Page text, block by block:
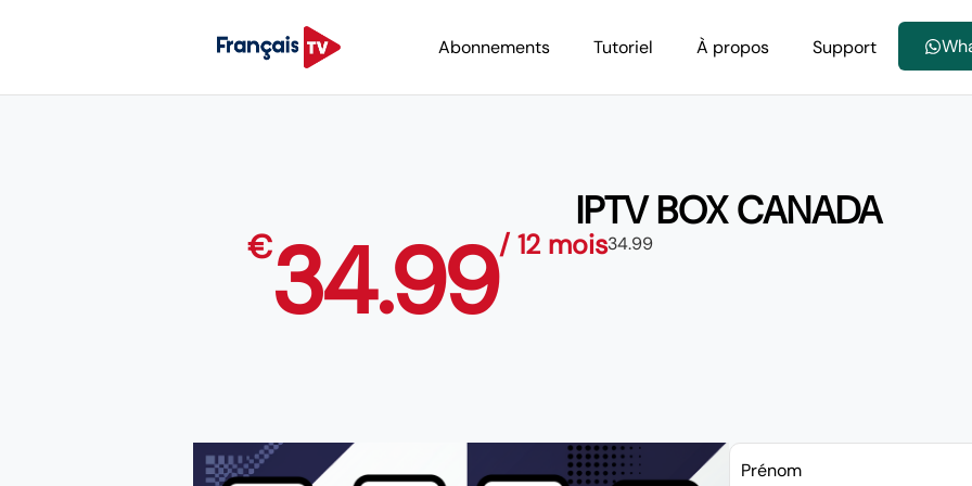
Abonnements Tutoriel À propos Support
IPTV BOX CANADA
€34.99/ 12 mois34.99
Prénom